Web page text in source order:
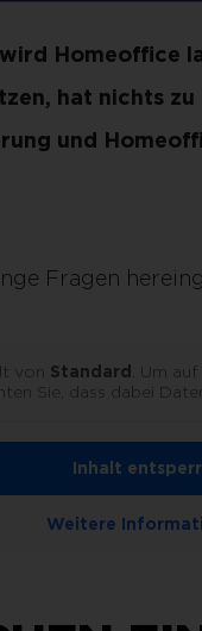
Homeoffice
hat nichts
und
Fragen
von Standard . Um
Sie, dass dabei
Inhalt
Weitere